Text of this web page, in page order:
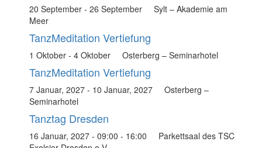
20 September - 26 September
Sylt – Akademie am
Meer
TanzMeditation Vertiefung
1 Oktober - 4 Oktober Osterberg – Seminarhotel
TanzMeditation Vertiefung
7 Januar, 2027 - 10 Januar, 2027
Osterberg –
Seminarhotel
Tanztag Dresden
16 Januar, 2027 - 09:00 - 16:00
Parkettsaal des TSC